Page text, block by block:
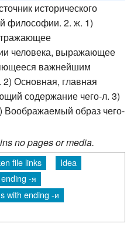
исторического
философии. 2. ж. 1)
человека, выражающее
важнейшим
Основная, главная
содержание чего-л. 3)
образ чего-
no pages or media.
file links
Idea
-я
with ending -и